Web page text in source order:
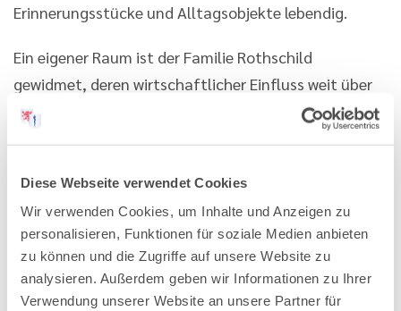
Diese Webseite verwendet Cookies
Wir verwenden Cookies, um Inhalte und Anzeigen zu
personalisieren, Funktionen für soziale Medien anbieten
zu können und die Zugriffe auf unsere Website zu
analysieren. Außerdem geben wir Informationen zu Ihrer
Verwendung unserer Website an unsere Partner für
Erinnerungsstücke und Alltagsobjekte lebendig.
Ein eigener Raum ist der Familie Rothschild
gewidmet, deren wirtschaftlicher Einfluss weit über
Frankfurt hinausreichte. Ein unscheinbarer Brief
markiert die Geburtsstunde des Bankhauses „M. A.